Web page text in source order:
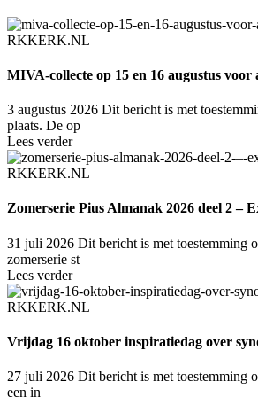
RKKERK.NL
MIVA-collecte op 15 en 16 augustus
3 augustus 2026 Dit bericht is met
plaats. De op
Lees verder
RKKERK.NL
Zomerserie Pius Almanak 2026 deel 2 –
31 juli 2026 Dit bericht is met toestemming
zomerserie st
Lees verder
RKKERK.NL
Vrijdag 16 oktober inspiratiedag over
27 juli 2026 Dit bericht is met toestemming
een in